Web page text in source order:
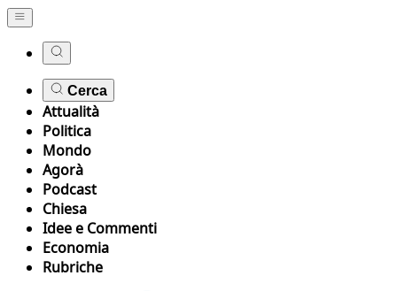
Cerca
Attualità
Politica
Mondo
Agorà
Podcast
Chiesa
Idee e Commenti
Economia
Rubriche